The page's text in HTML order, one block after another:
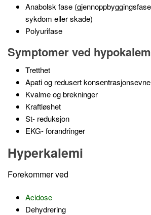
Anabolsk fase
sykdom eller skade)
Polyurifase
Symptomer ved
Tretthet
Apati og redusert konsentrasjonsevne
Kvalme og brekninger
Kraftløshet
St- reduksjon
EKG- forandringer
Hyperkalemi
Forekommer ved
Acidose
Dehydrering